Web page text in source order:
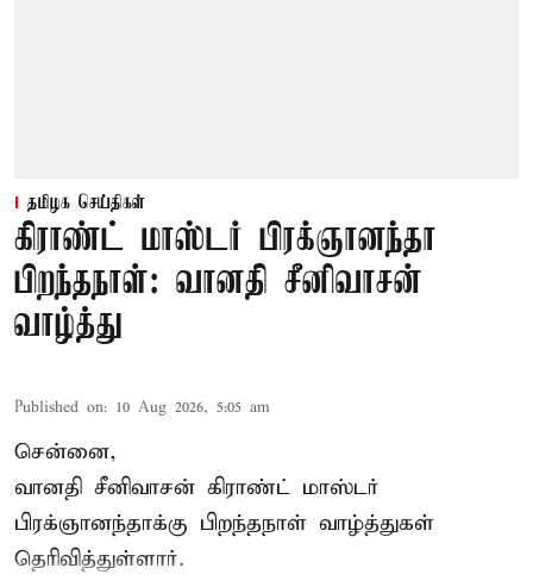
தமிழக செய்திகள்
கிராண்ட் மாஸ்டர் பிரக்ஞானந்தா
பிறந்தநாள்: வானதி சீனிவாசன்
வாழ்த்து
Published on: 10 Aug 2026, 5:05 am
சென்னை,
வானதி சீனிவாசன் கிராண்ட் மாஸ்டர்
பிரக்ஞானந்தாக்கு பிறந்தநாள் வாழ்த்துகள்
தெரிவித்துள்ளார்.